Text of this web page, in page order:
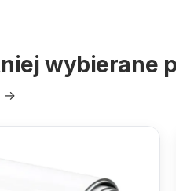
wybierane
→